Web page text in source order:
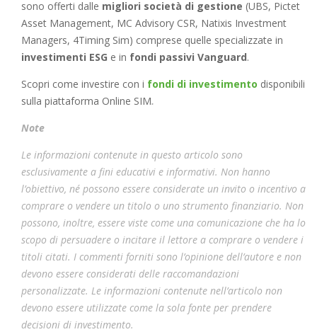
sono offerti dalle migliori società di gestione (UBS, Pictet
Asset Management, MC Advisory CSR, Natixis Investment
Managers, 4Timing Sim) comprese quelle specializzate in
investimenti ESG e in fondi passivi Vanguard.
Scopri come investire con i fondi di investimento disponibili
sulla piattaforma Online SIM.
Note
Le informazioni contenute in questo articolo sono
esclusivamente a fini educativi e informativi. Non hanno
l’obiettivo, né possono essere considerate un invito o incentivo a
comprare o vendere un titolo o uno strumento finanziario. Non
possono, inoltre, essere viste come una comunicazione che ha lo
scopo di persuadere o incitare il lettore a comprare o vendere i
titoli citati. I commenti forniti sono l’opinione dell’autore e non
devono essere considerati delle raccomandazioni
personalizzate. Le informazioni contenute nell’articolo non
devono essere utilizzate come la sola fonte per prendere
decisioni di investimento.